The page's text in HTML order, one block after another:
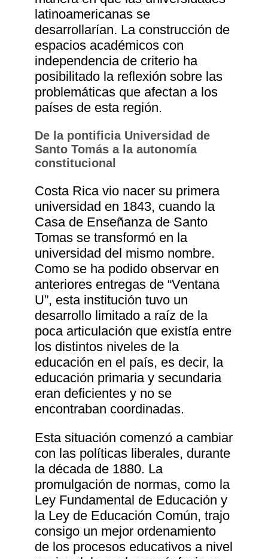
latinoamericanas se
desarrollarían. La construcción de
espacios académicos con
independencia de criterio ha
posibilitado la reflexión sobre las
problemáticas que afectan a los
países de esta región.
De la pontificia Universidad de
Santo Tomás a la autonomía
constitucional
Costa Rica vio nacer su primera
universidad en 1843, cuando la
Casa de Enseñanza de Santo
Tomas se transformó en la
universidad del mismo nombre.
Como se ha podido observar en
anteriores entregas de “Ventana
U”, esta institución tuvo un
desarrollo limitado a raíz de la
poca articulación que existía entre
los distintos niveles de la
educación en el país, es decir, la
educación primaria y secundaria
eran deficientes y no se
encontraban coordinadas.
Esta situación comenzó a cambiar
con las políticas liberales, durante
la década de 1880. La
promulgación de normas, como la
Ley Fundamental de Educación y
la Ley de Educación Común, trajo
consigo un mejor ordenamiento
de los procesos educativos a nivel